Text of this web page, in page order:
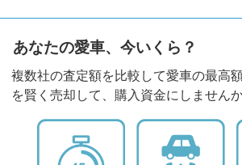
あなたの愛車、今いくら？
複数社の査定額を比較して愛車の最高
を賢く売却して、購入資金にしません